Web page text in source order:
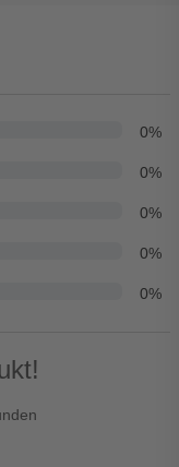
0%
0%
0%
0%
0%